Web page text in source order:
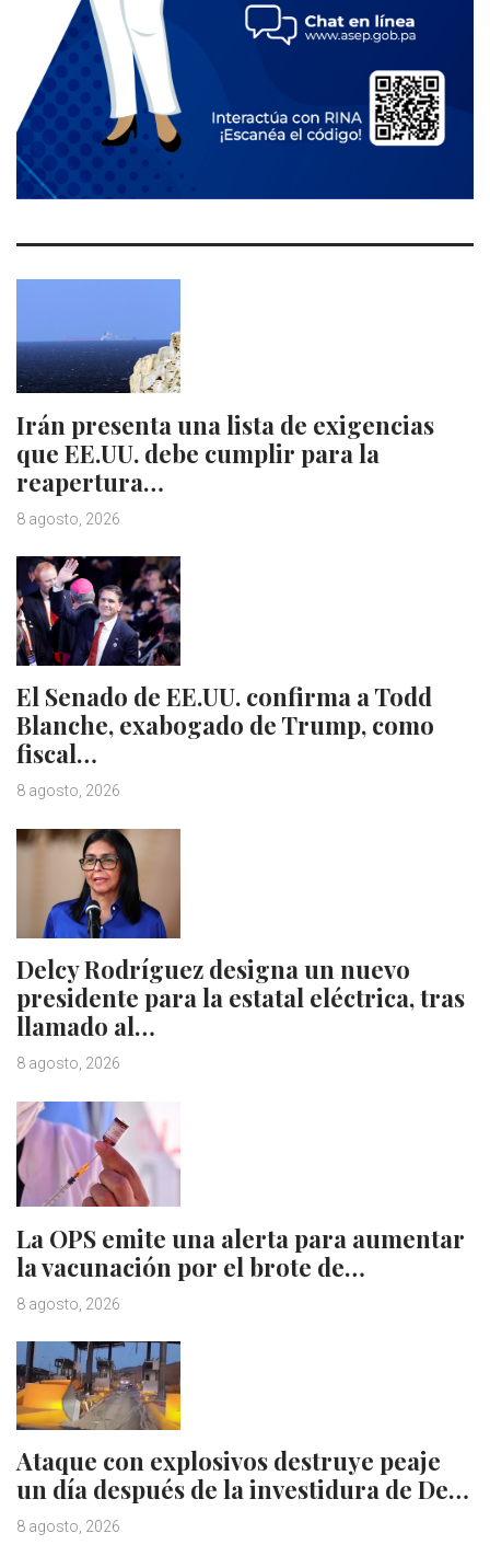
Irán presenta una lista de exigencias
que EE.UU. debe cumplir para la
reapertura…
8 agosto, 2026
El Senado de EE.UU. confirma a Todd
Blanche, exabogado de Trump, como
fiscal…
8 agosto, 2026
Delcy Rodríguez designa un nuevo
presidente para la estatal eléctrica, tras
llamado al…
8 agosto, 2026
La OPS emite una alerta para aumentar
la vacunación por el brote de…
8 agosto, 2026
Ataque con explosivos destruye peaje
un día después de la investidura de De…
8 agosto, 2026